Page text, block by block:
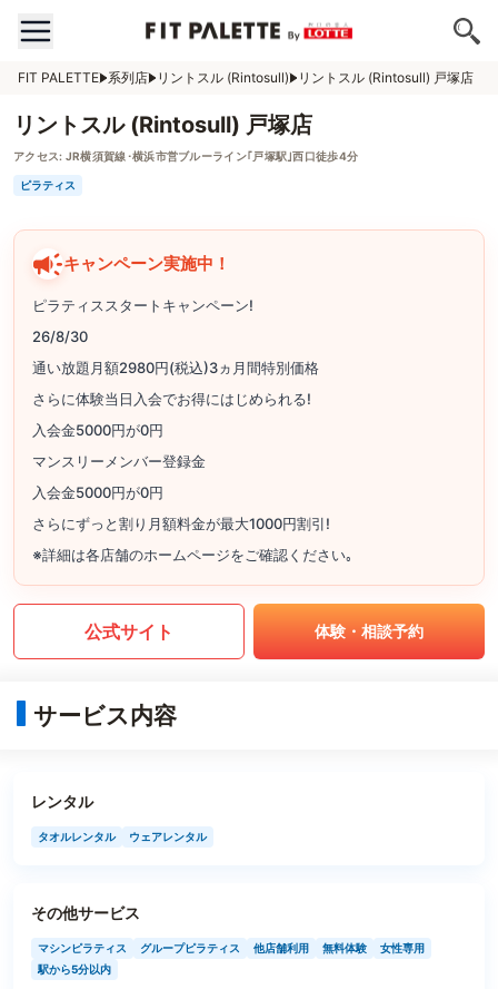
FIT PALETTE 系列店 リントスル (Rintosull) リントスル (Rintosull) 戸塚店
リントスル (Rintosull) 戸塚店
アクセス: JR横須賀線･横浜市営ブルーライン｢戸塚駅｣西口徒歩4分
ピラティス
キャンペーン実施中！
ピラティススタートキャンペーン!
26/8/30
通い放題月額2980円(税込)3ヵ月間特別価格
さらに体験当日入会でお得にはじめられる!
入会金5000円が0円
マンスリーメンバー登録金
入会金5000円が0円
さらにずっと割り月額料金が最大1000円割引!
※詳細は各店舗のホームページをご確認ください｡
公式サイト 体験・相談予約
サービス内容
レンタル
タオルレンタル ウェアレンタル
その他サービス
マシンピラティス グループピラティス 他店舗利用 無料体験
女性専用
駅から5分以内